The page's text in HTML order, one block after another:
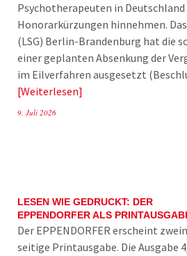
Psychotherapeuten in
Honorarkürzungen hinnehmen.
(LSG) Berlin-Brandenburg hat die
einer geplanten Absenkung der
im Eilverfahren ausgesetzt
Weiterlesen
9. Juli 2026
LESEN WIE GEDRUCKT: DER
EPPENDORFER ALS
Der EPPENDORFER erscheint
seitige Printausgabe. Die Ausgabe